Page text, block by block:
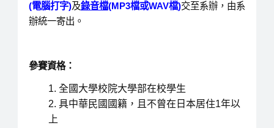
(電腦打字)及錄音檔(MP3檔或WAV檔)交至系辦，由系
辦統一寄出。
參賽資格：
全國大學校院大學部在校學生
具中華民國國籍，且不曾在日本居住1年以
上